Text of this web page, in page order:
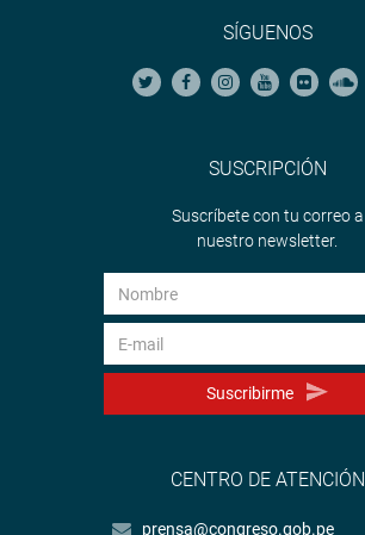
SÍGUENOS
SUSCRIPCIÓN
Suscríbete con tu correo a
nuestro newsletter.
Suscribirme
CENTRO DE ATENCIÓN
prensa@congreso.gob.pe